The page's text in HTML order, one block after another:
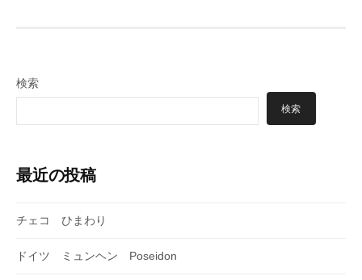
ー
シ
ン
検索
検索
最近の投稿
チェコ ひまわり
ドイツ ミュンヘン Poseidon